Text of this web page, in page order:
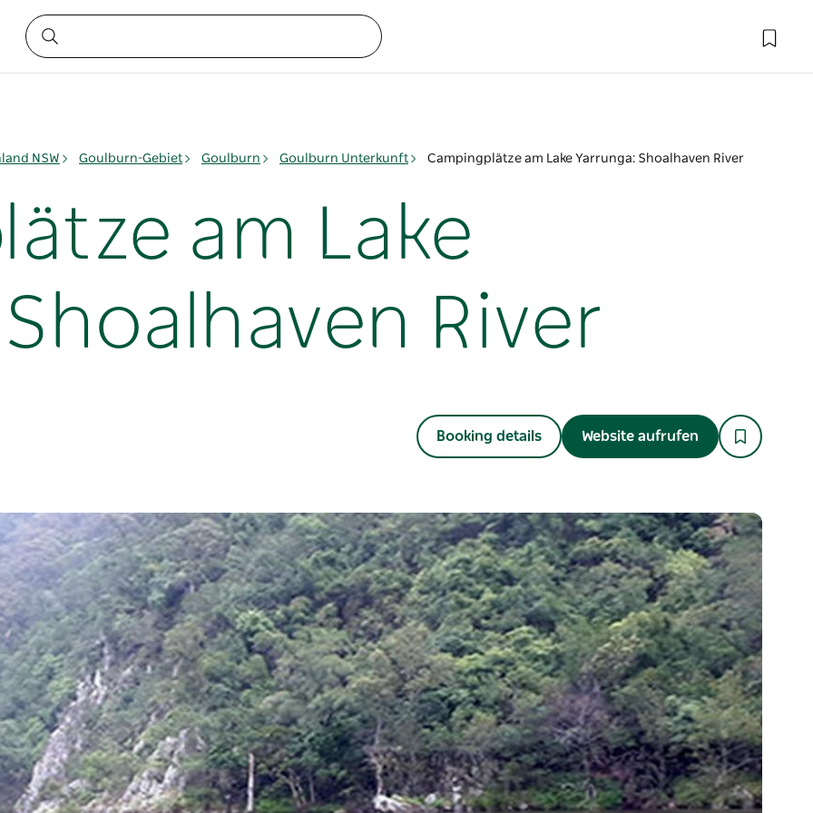
NSW Goulburn-Gebiet Goulburn Goulburn Unterkunft Campingplätze am Lake Yarrunga: Shoalhaven River
am Lake
River
Booking details Website aufrufen